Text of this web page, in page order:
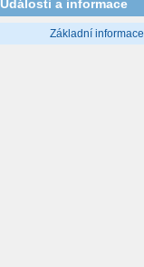
Události a informace
Základní informace